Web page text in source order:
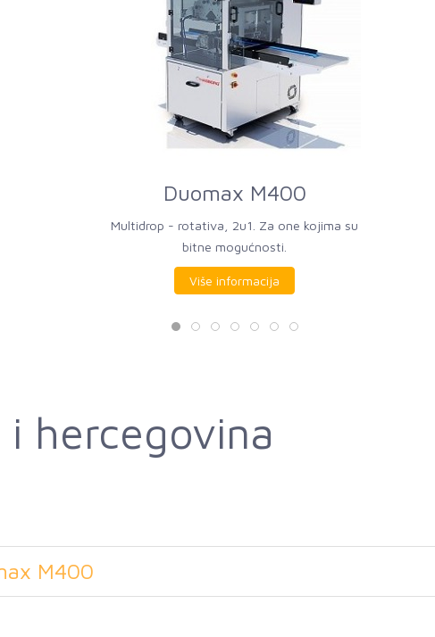
Duomax M400
Multidrop - rotativa, 2u1. Za one kojima su
bitne mogućnosti.
Više informacija
hercegovina
M400